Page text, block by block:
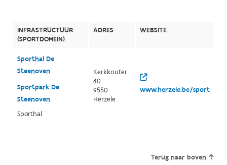
INFRASTRUCTUUR
(SPORTDOMEIN)
ADRES WEBSITE
Sporthal De
Steenoven
Sportpark De
Steenoven
Sporthal
Kerkkouter
40
9550
Herzele
www.herzele.be/sport
Terug naar boven